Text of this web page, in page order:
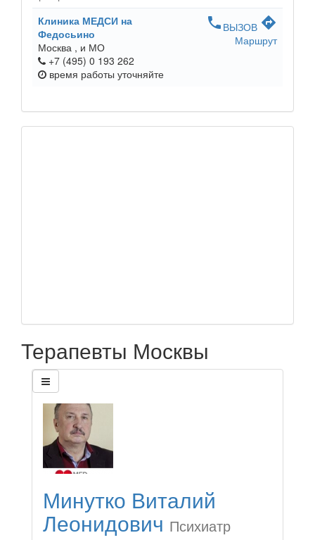
Клиника МЕДСИ на
Федосьино
Москва , и МО
+7 (495) 0 193 262
время работы уточняйте
phone ВЫЗОВ directions
Маршрут
Терапевты Москвы
Минутко Виталий
Леонидович Психиатр